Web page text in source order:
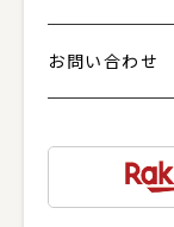
お問い合わせ